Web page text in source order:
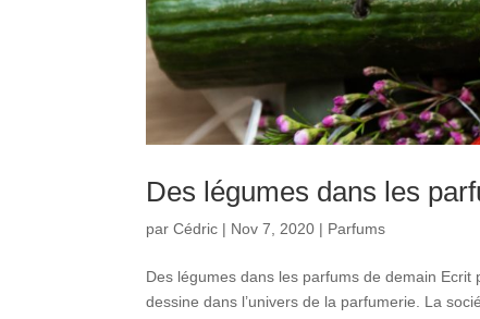
Des légumes dans les
parCédric | Nov 7, 2020 | Parfums
Des légumes dans les parfums de demain
dessine dans l’univers de la parfumerie. La